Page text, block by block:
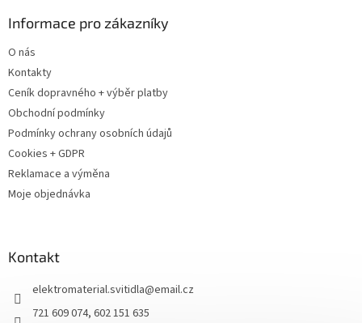
Informace pro zákazníky
O nás
Kontakty
Ceník dopravného + výběr platby
Obchodní podmínky
Podmínky ochrany osobních údajů
Cookies + GDPR
Reklamace a výměna
Moje objednávka
Kontakt
elektromaterial.svitidla@email.cz
721 609 074, 602 151 635